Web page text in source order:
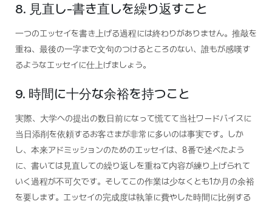
8. 見直し-書き直しを繰り返すこと
一つのエッセイを書き上げる過程には終わりがありません。推敲を
重ね、最後の一字まで文句のつけるところのない、誰もが感嘆す
るようなエッセイに仕上げましょう。
9. 時間に十分な余裕を持つこと
実際、大学への提出の数日前になって慌てて当社ワードバイスに
当日添削を依頼するお客さまが非常に多いのは事実です。しか
し、本来アドミッションのためのエッセイは、8番で述べたよう
に、書いては見直しての繰り返しを重ねて内容が練り上げられて
いく過程が不可欠です。そしてこの作業は少なくとも1か月の余裕
を要します。エッセイの完成度は執筆に費やした時間に比例する